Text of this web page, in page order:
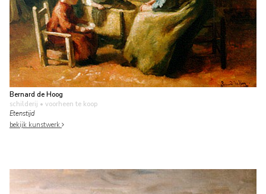
Bernard de Hoog
schilderij • voorheen te koop
Etenstijd
bekijk kunstwerk